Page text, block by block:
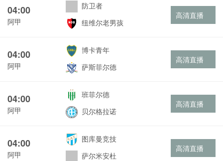
04:00
阿甲
防卫者
纽维尔老男孩
高清直播
04:00
阿甲
博卡青年
萨斯菲尔德
高清直播
04:00
阿甲
班菲尔德
贝尔格拉诺
高清直播
04:00
阿甲
图库曼竞技
萨尔米安杜
高清直播